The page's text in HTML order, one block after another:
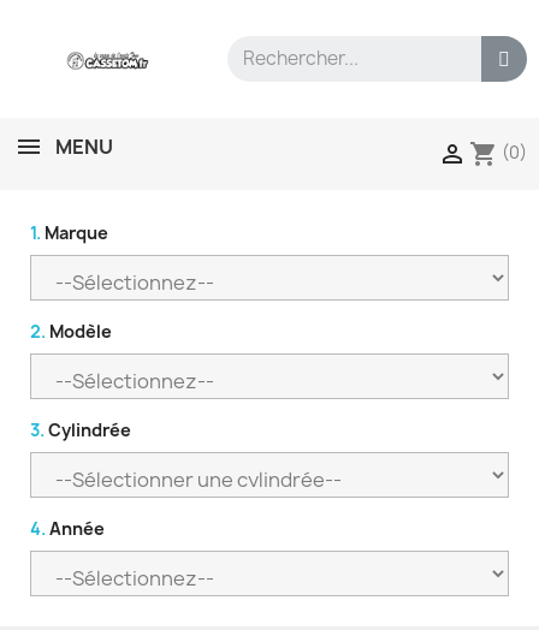
MENU  shopping_cart (0)
1. Marque
2. Modèle
3. Cylindrée
4. Année